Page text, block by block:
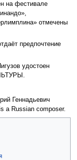
на фестивале
отмечены
предпочтение
удостоен
Геннадьевич
a Russian composer.